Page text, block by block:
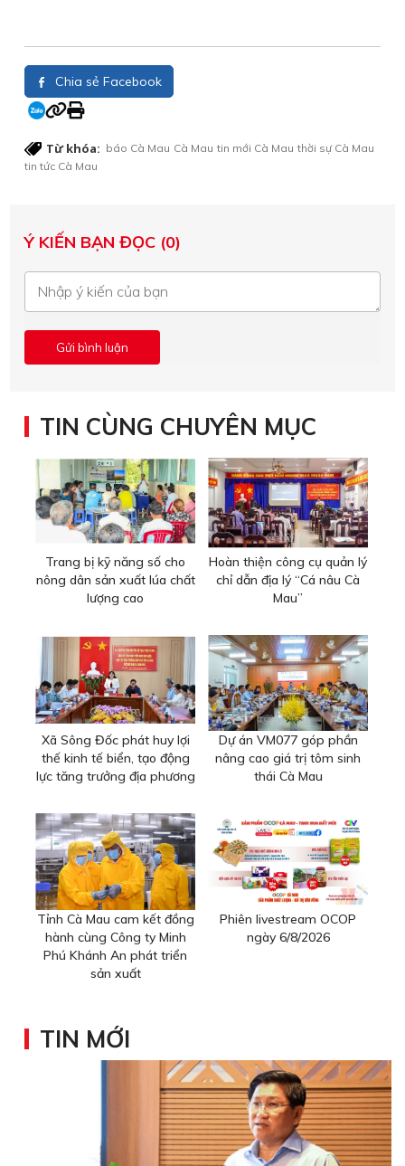
Chia sẻ Facebook
Từ khóa: báo Cà Mau Cà Mau tin mới Cà Mau thời sự Cà Mau
tin tức Cà Mau
Ý KIẾN BẠN ĐỌC (0)
TIN CÙNG CHUYÊN MỤC
Trang bị kỹ năng số cho
nông dân sản xuất lúa chất
lượng cao
Hoàn thiện công cụ quản lý
chỉ dẫn địa lý “Cá nâu Cà
Mau”
Xã Sông Đốc phát huy lợi
thế kinh tế biển, tạo động
lực tăng trưởng địa phương
Dự án VM077 góp phần
nâng cao giá trị tôm sinh
thái Cà Mau
Tỉnh Cà Mau cam kết đồng
hành cùng Công ty Minh
Phú Khánh An phát triển
sản xuất
Phiên livestream OCOP
ngày 6/8/2026
TIN MỚI